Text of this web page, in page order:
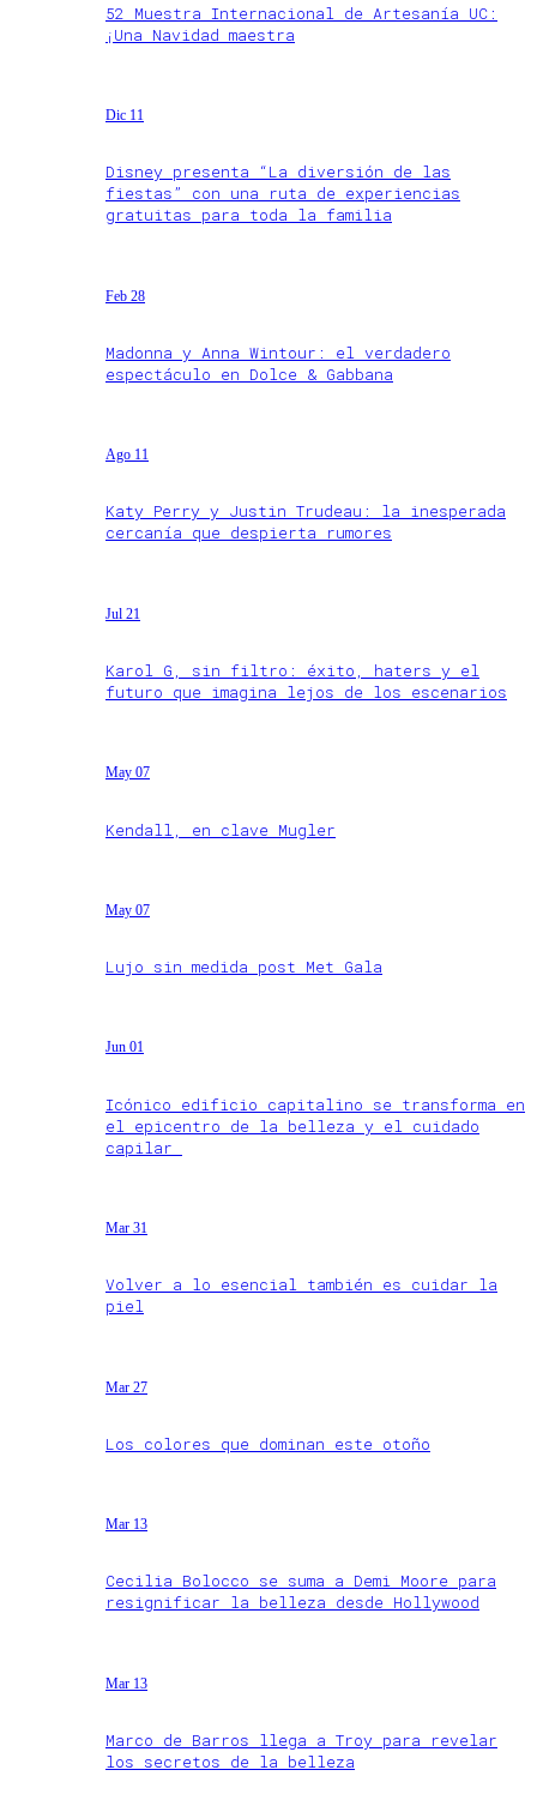
52 Muestra Internacional de Artesanía UC:
¡Una Navidad maestra
Dic 11
Disney presenta “La diversión de las
fiestas” con una ruta de experiencias
gratuitas para toda la familia
Feb 28
Madonna y Anna Wintour: el verdadero
espectáculo en Dolce & Gabbana
Ago 11
Katy Perry y Justin Trudeau: la inesperada
cercanía que despierta rumores
Jul 21
Karol G, sin filtro: éxito, haters y el
futuro que imagina lejos de los escenarios
May 07
Kendall, en clave Mugler
May 07
Lujo sin medida post Met Gala
Jun 01
Icónico edificio capitalino se transforma en
el epicentro de la belleza y el cuidado
capilar
Mar 31
Volver a lo esencial también es cuidar la
piel
Mar 27
Los colores que dominan este otoño
Mar 13
Cecilia Bolocco se suma a Demi Moore para
resignificar la belleza desde Hollywood
Mar 13
Marco de Barros llega a Troy para revelar
los secretos de la belleza